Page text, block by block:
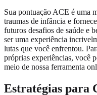
Sua pontuação ACE é uma
traumas de infância e
futuros desafios de saúde e
ser uma experiência
lutas que você enfrentou.
próprias experiências, você
meio de nossa ferramenta
Estratégias para